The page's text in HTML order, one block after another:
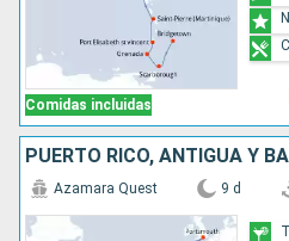
Comidas incluidas
Azamara Quest 9 d